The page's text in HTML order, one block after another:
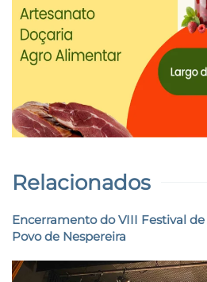
Relacionados
Encerramento do VIII Festival de
Povo de Nespereira